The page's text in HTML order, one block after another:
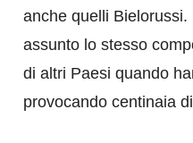
anche quelli Bielorussi.
assunto lo stesso
di altri Paesi quando
provocando centinaia